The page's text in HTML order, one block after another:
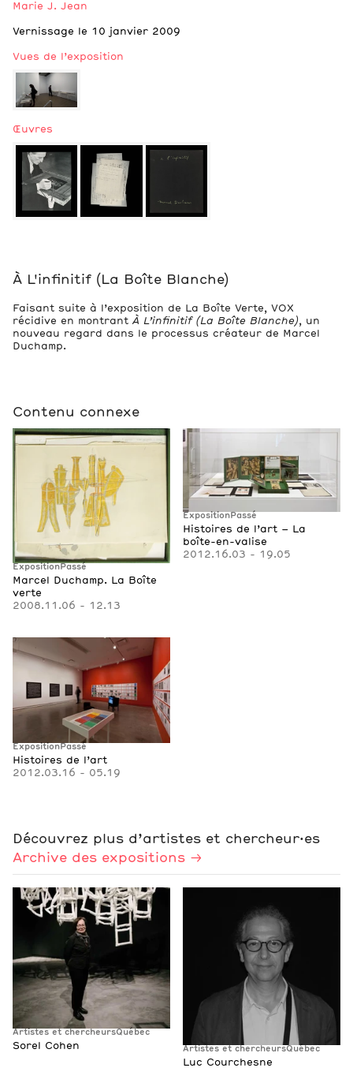
Marie J. Jean
Notes
Vernissage le 10 janvier 2009
Vues de l’exposition
Œuvres
2
Œuvres
À L'infinitif (La Boîte Blanche)
Faisant suite à l’exposition de La Boîte Verte, VOX
récidive en montrant À L’infinitif (La Boîte Blanche), un
nouveau regard dans le processus créateur de Marcel
Duchamp.
Contenu connexe
Exposition Passé
Marcel Duchamp. La Boîte
verte
2008.11.06 - 12.13
Exposition Passé
Histoires de l’art – La
boîte-en-valise
2012.16.03 - 19.05
Exposition Passé
Histoires de l’art
2012.03.16 - 05.19
Découvrez plus d’artistes et chercheur·es
Archive des expositions
Artistes et chercheursQuébec
Sorel Cohen Artistes et chercheursQuébec
Luc Courchesne